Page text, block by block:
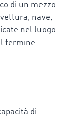
di un mezzo
nave,
nel luogo
termine
di